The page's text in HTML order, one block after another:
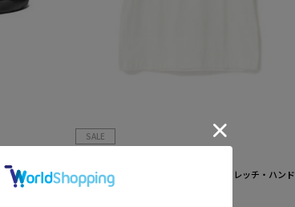
SALE
サンタモニカ グラフィック刺繍T〈ストレッチ・ハンド
ウォッシャブル〉